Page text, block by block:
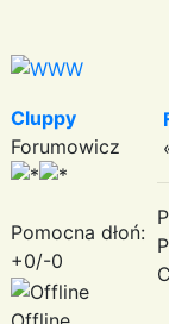
Cluppy
Forumowicz
Pomocna dłoń:
+0/-0